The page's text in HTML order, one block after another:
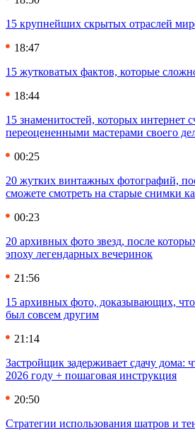
15 крупнейших скрытых отраслей
18:47
15 жутковатых фактов, которые
18:44
15 знаменитостей, которых интернет
переоцененными мастерами своего
00:25
20 жутких винтажных фотографий,
сможете смотреть на старые снимки
00:23
20 архивных фото звезд, после
эпоху легендарных вечеринок
21:56
15 архивных фото, доказывающих,
был совсем другим
21:14
Застройщик задерживает сдачу дома:
2026 году + пошаговая инструкция
20:50
Стратегии использования шатров и